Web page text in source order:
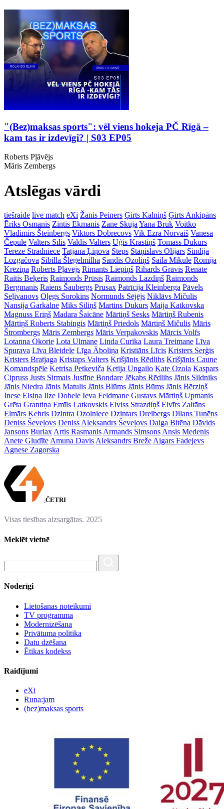
"(Bez)maksas sports": vēl viens hokeja PČ Rīgā –
kam tas ir izdevīgi? | S03 EP05
Roberts Pļāvējs
Māris Zembergs
Atslēgas vārdi
tiešraide live match eXi Žanis Peiners Ģirts Kalniņš Ģirts Ankipāns
Ēriks Osmanis Zintis Ekmanis Zane Skuja Yana Bruk Voitko
Vladimirs Šteinbergs Viktors Dobrecovs Vik Ezra Norvaiš Vanesa
Čepule Valters Sīlis Valdis Valters Uģis Krastiņš Tomass Dukurs
Terēze Strādniece Tatjana Ļiņova Steps Staņislavs Olijars Sindija
Lozgačova Sibilla Šlēgelmilha Sandis Ozoliņš Saila Mikule Romija
Krēziņa Roberts Pļāvējs Rimants Liepiņš Rihards Grāvis Renāte
Raitis Beķeris Raimonds Prūsis Raimonds Lazdiņš Raimonds
Bergmanis Raiens Šaubergs Prusax Patrīcija Kleinberga Pāvels
Seļivanovs Oļegs Sorokins Normunds Sējējs Niklāvs Mičulis
Nansija Garkalne Miks Siliņš Martins Dukurs Maija Katkovska
Magnuss Eriņš Madara Šaicāne Mārtiņš Sesks Mārtiņš Rubenis
Mārtiņš Roberts Stabingis Mārtiņš Priedols Mārtiņš Mičulis Māris
Štrombergs Māris Zembergs Māris Verpakovskis Mārcis Volfs
Lotanna Okorie Lota Ulmane Linda Curika Laura Treimane Līva
Spurava Līva Bleidele Līga Āboliņa Kristiāns Līcis Kristers Serģis
Kristers Bratjaga Kristaps Valters Krišjānis Rēdlihs Krišjānis Caune
Komandspēle Ketrisa Petkeviča Ketija Ungailo Kate Ozola Kaspars
Cipruss Justs Sirmais Justīne Bondare Jēkabs Rēdlihs Jānis Sildniks
Jānis Niedra Jānis Matulis Jānis Blūms Jānis Būms Jānis Bērziņš
Inese Elsiņa Ilze Dobele Ieva Feldmane Gustavs Mārtiņš Upmanis
Grēta Grantiņa Emīls Latkovskis Elviss Strazdiņš Elvīrs Zaltāns
Elmārs Kehris Dzintra Ozolniece Dzintars Dreibergs Dilans Tunēns
Deniss Ševeļovs Deniss Aleksandrs Ševeļovs Daiga Bitēna Dāvids
Jansons Burlax Artis Rasmanis Armands Simsons Ansis Medenis
Anete Gludīte Amuna Davis Aleksandrs Breže Aigars Fadejevs
Agnese Zagorska
ČETRI
Visas tiesības aizsargātas. 2025
Meklēt vietnē
Noderīgi
Lietošanas noteikumi
TV programma
Modernizēšana
Privātuma politika
Datu dzēšana
Ētikas kodekss
Raidījumi
eXi
Runa:jam
(bez)maksas sports